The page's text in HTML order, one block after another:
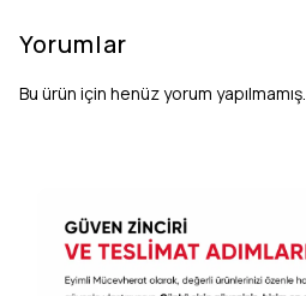
Yorumlar
Bu ürün için henüz yorum yapılmamış.